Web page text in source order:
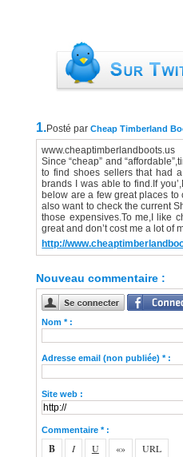
1.Posté par Cheap Timberland
www.cheaptimberlandboots.us
Since “cheap” and
to find shoes sellers that had
brands I was able to find.If
below are a few great places to
also want to check the current
those expensives.To me,I like
great and don’t cost me a lot of
http://
Nouveau commentaire :
Nom * :
Adresse email (non publiée) * :
Site web :
Commentaire * :